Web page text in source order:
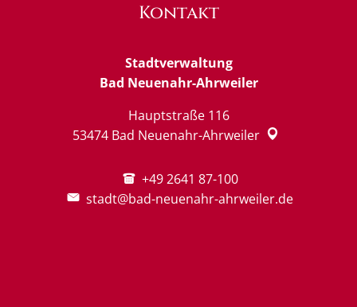
Kontakt
Stadtverwaltung
Bad Neuenahr-Ahrweiler
Hauptstraße 116
53474 Bad Neuenahr-Ahrweiler
+49 2641 87-100
stadt@bad-neuenahr-ahrweiler.de